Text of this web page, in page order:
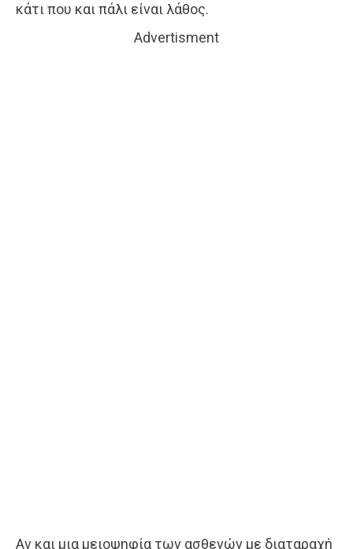
κάτι που και πάλι είναι λάθος.
Advertisment
Αν και μια μειοψηφία των ασθενών με διαταραχή